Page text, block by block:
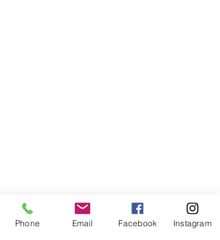
Phone Email Facebook Instagram